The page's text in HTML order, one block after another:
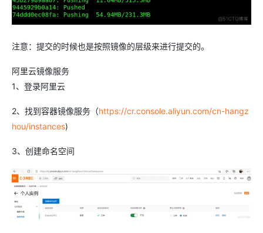
注意：提交的时候也是按照镜像的层级来进行提交的。
阿里云镜像服务
1、登录阿里云
2、找到容器镜像服务（https://cr.console.aliyun.com/cn-hangz
hou/instances)
3、创建命名空间